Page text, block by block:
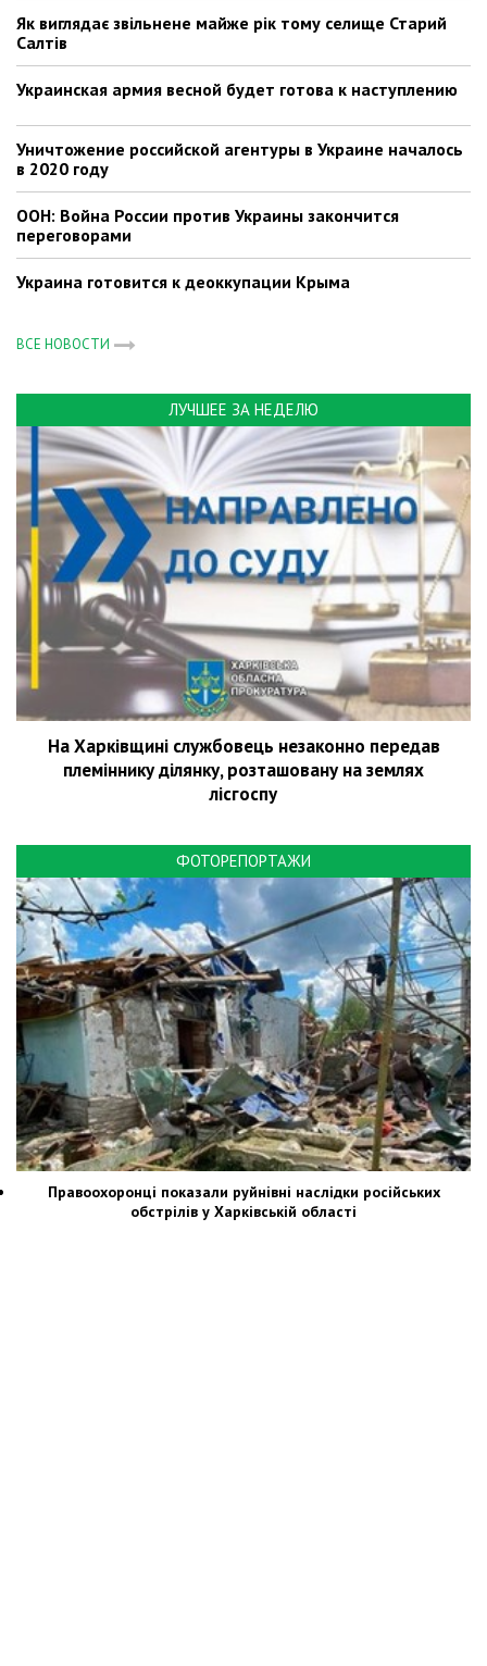
Як виглядає звільнене майже рік тому селище Старий
Салтів
Украинская армия весной будет готова к наступлению
Уничтожение российской агентуры в Украине началось
в 2020 году
ООН: Война России против Украины закончится
переговорами
Украина готовится к деоккупации Крыма
ВСЕ НОВОСТИ
ЛУЧШЕЕ ЗА НЕДЕЛЮ
На Харківщині службовець незаконно передав
племіннику ділянку, розташовану на землях
лісгоспу
ФОТОРЕПОРТАЖИ
Правоохоронці показали руйнівні наслідки російських
обстрілів у Харківській області